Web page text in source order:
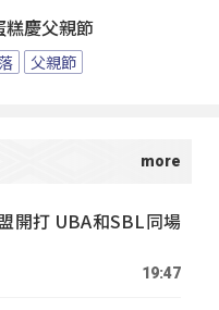
糕慶父親節
父親節
開打 UBA和SBL同場
19:47